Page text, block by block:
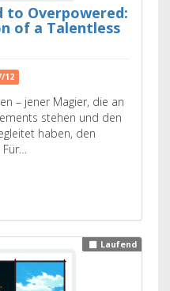
to Overpowered:
of a Talentless
12
– jener Magier, die an
stehen und den
haben, den
Für…
Laufend